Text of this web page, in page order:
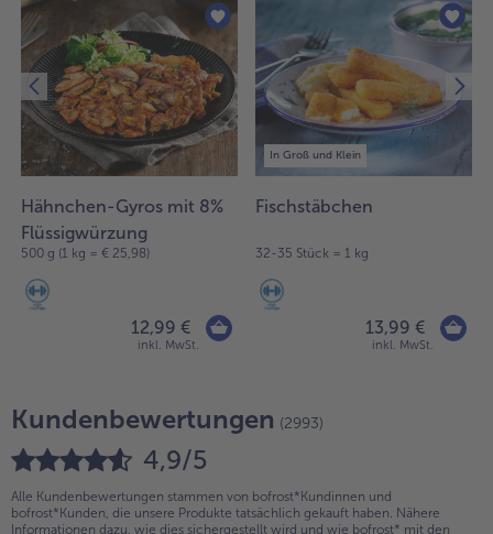
Hähnchen-Gyros mit 8%
Flüssigwürzung
500 g (1 kg = € 25,98)
12,99 €
inkl. MwSt.
In Groß und Klein
Fischstäbchen
32-35 Stück = 1 kg
13,99 €
inkl. MwSt.
Kundenbewertungen (2993)
4,9/5
Alle Kundenbewertungen stammen von bofrost*Kundinnen und
bofrost*Kunden, die unsere Produkte tatsächlich gekauft haben. Nähere
Informationen dazu, wie dies sichergestellt wird und wie bofrost* mit den